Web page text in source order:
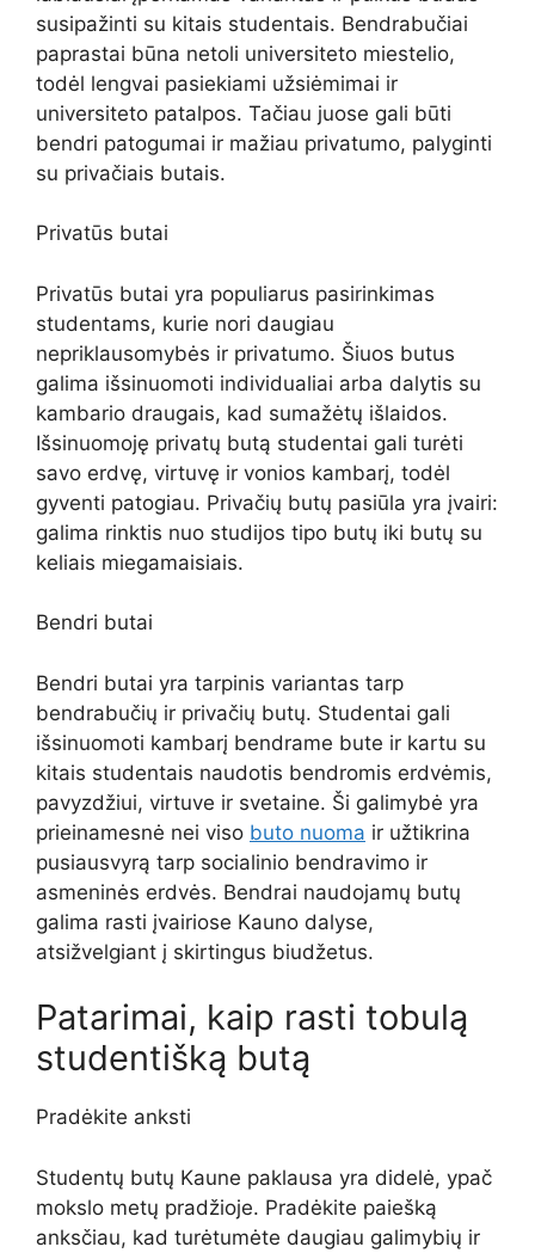
susipažinti su kitais studentais. Bendrabučiai
paprastai būna netoli universiteto miestelio,
todėl lengvai pasiekiami užsiėmimai ir
universiteto patalpos. Tačiau juose gali būti
bendri patogumai ir mažiau privatumo, palyginti
su privačiais butais.
Privatūs butai
Privatūs butai yra populiarus pasirinkimas
studentams, kurie nori daugiau
nepriklausomybės ir privatumo. Šiuos butus
galima išsinuomoti individualiai arba dalytis su
kambario draugais, kad sumažėtų išlaidos.
Išsinuomoję privatų butą studentai gali turėti
savo erdvę, virtuvę ir vonios kambarį, todėl
gyventi patogiau. Privačių butų pasiūla yra įvairi:
galima rinktis nuo studijos tipo butų iki butų su
keliais miegamaisiais.
Bendri butai
Bendri butai yra tarpinis variantas tarp
bendrabučių ir privačių butų. Studentai gali
išsinuomoti kambarį bendrame bute ir kartu su
kitais studentais naudotis bendromis erdvėmis,
pavyzdžiui, virtuve ir svetaine. Ši galimybė yra
prieinamesnė nei viso buto nuoma ir užtikrina
pusiausvyrą tarp socialinio bendravimo ir
asmeninės erdvės. Bendrai naudojamų butų
galima rasti įvairiose Kauno dalyse,
atsižvelgiant į skirtingus biudžetus.
Patarimai, kaip rasti tobulą
studentišką butą
Pradėkite anksti
Studentų butų Kaune paklausa yra didelė, ypač
mokslo metų pradžioje. Pradėkite paiešką
anksčiau, kad turėtumėte daugiau galimybių ir